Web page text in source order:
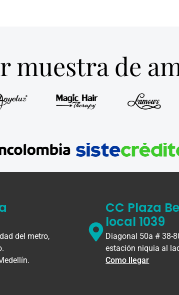
muestra de
del metro,
CC Plaza
local 1039
Diagonal 50a # 38-
estación niquia al
Como llegar